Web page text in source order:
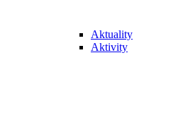
Aktuality
Aktivity